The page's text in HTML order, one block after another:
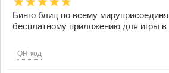
Бинго блиц по всему
бесплатному приложению для игры в
QR-код